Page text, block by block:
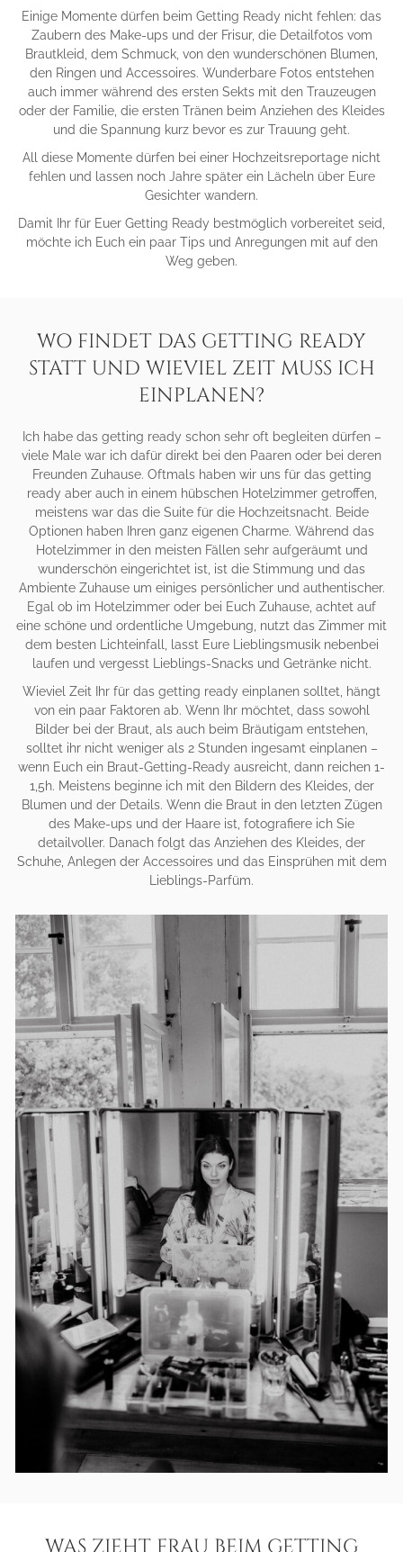
Einige Momente dürfen beim Getting Ready nicht fehlen: das
Zaubern des Make-ups und der Frisur, die Detailfotos vom
Brautkleid, dem Schmuck, von den wunderschönen Blumen,
den Ringen und Accessoires. Wunderbare Fotos entstehen
auch immer während des ersten Sekts mit den Trauzeugen
oder der Familie, die ersten Tränen beim Anziehen des Kleides
und die Spannung kurz bevor es zur Trauung geht.
All diese Momente dürfen bei einer Hochzeitsreportage nicht
fehlen und lassen noch Jahre später ein Lächeln über Eure
Gesichter wandern.
Damit Ihr für Euer Getting Ready bestmöglich vorbereitet seid,
möchte ich Euch ein paar Tips und Anregungen mit auf den
Weg geben.
WO FINDET DAS GETTING READY
STATT UND WIEVIEL ZEIT MUSS ICH
EINPLANEN?
Ich habe das getting ready schon sehr oft begleiten dürfen –
viele Male war ich dafür direkt bei den Paaren oder bei deren
Freunden Zuhause. Oftmals haben wir uns für das getting
ready aber auch in einem hübschen Hotelzimmer getroffen,
meistens war das die Suite für die Hochzeitsnacht. Beide
Optionen haben Ihren ganz eigenen Charme. Während das
Hotelzimmer in den meisten Fällen sehr aufgeräumt und
wunderschön eingerichtet ist, ist die Stimmung und das
Ambiente Zuhause um einiges persönlicher und authentischer.
Egal ob im Hotelzimmer oder bei Euch Zuhause, achtet auf
eine schöne und ordentliche Umgebung, nutzt das Zimmer mit
dem besten Lichteinfall, lasst Eure Lieblingsmusik nebenbei
laufen und vergesst Lieblings-Snacks und Getränke nicht.
Wieviel Zeit Ihr für das getting ready einplanen solltet, hängt
von ein paar Faktoren ab. Wenn Ihr möchtet, dass sowohl
Bilder bei der Braut, als auch beim Bräutigam entstehen,
solltet ihr nicht weniger als 2 Stunden ingesamt einplanen –
wenn Euch ein Braut-Getting-Ready ausreicht, dann reichen 1-
1,5h. Meistens beginne ich mit den Bildern des Kleides, der
Blumen und der Details. Wenn die Braut in den letzten Zügen
des Make-ups und der Haare ist, fotografiere ich Sie
detailvoller. Danach folgt das Anziehen des Kleides, der
Schuhe, Anlegen der Accessoires und das Einsprühen mit dem
Lieblings-Parfüm.